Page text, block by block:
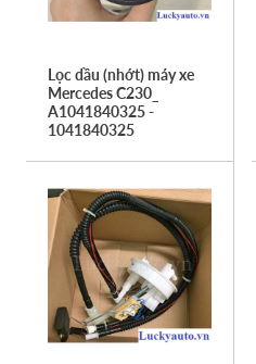
Lọc dầu (nhớt) máy xe
Mercedes C230_
A1041840325 -
1041840325